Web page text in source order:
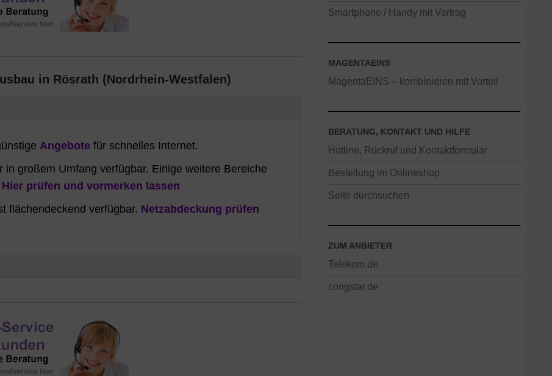
in Rösrath (Nordrhein-Westfalen)
Angebote für schnelles Internet.
in großem Umfang verfügbar. Einige weitere Bereiche
Hier prüfen und vormerken lassen
flächendeckend verfügbar. Netzabdeckung prüfen
Smartphone / Handy mit Vertrag
MAGENTAEINS
MagentaEINS – kombinieren mit Vorteil
BERATUNG, KONTAKT UND HILFE
Hotline, Rückruf und Kontaktformular
Bestellung im Onlineshop
Seite durchsuchen
ZUM ANBIETER
Telekom.de
congstar.de